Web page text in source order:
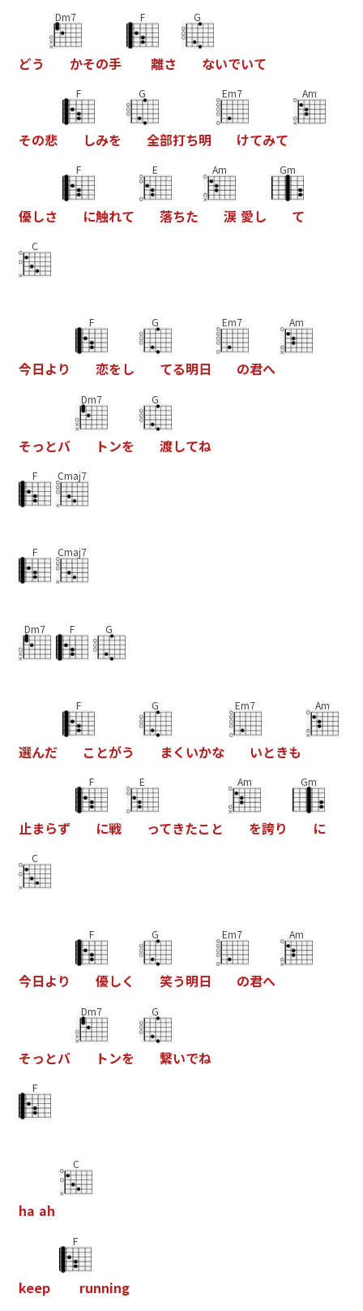
どう
Dm7
かその手
F
離さ
G
ないでいて
その悲
F
しみを
G
全部打ち明
Em7
けてみて
Am
優しさ
F
に触れて
E
落ちた
Am
涙 愛し
Gm
て
C
今日よ り
F
恋をし
G
てる明日
Em7
の君へ
Am
そっ とバ
Dm7
トンを
G
渡してね
F Cmaj7
F Cmaj7
Dm7 F G
選んだ
F
こ とがう
G
まく いかな
Em7
いときも
Am
止まらず
F
に戦
E
ってきたこ と
Am
を誇り
Gm
に
C
今日よ り
F
優しく
G
笑う明日
Em7
の君へ
Am
そっ とバ
Dm7
トンを
G
繋いでね
F
ha ah
C
keep
F
running